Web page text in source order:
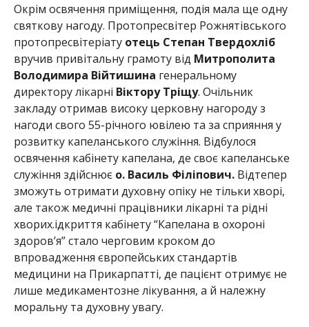
Окрім освячення приміщення, подія мала ще одну
святкову нагоду. Протопресвітер Рожнятівського
протопресвітеріату отець Степан Твердохліб
вручив привітальну грамоту від Митрополита
Володимира Війтишина генеральному
директору лікарні Віктору Тріщу. Очільник
закладу отримав високу церковну нагороду з
нагоди свого 55-річного ювілею та за сприяння у
розвитку капеланського служіння. Відбулося
освячення кабінету капелана, де своє капеланське
служіння здійснює о. Василь Філіпович.Відтепер
зможуть отримати духовну опіку не тільки хворі,
але також медичні працівники лікарні та рідні
хворих.ідкриття кабінету “Капелана в охороні
здоров’я” стало черговим кроком до
впровадження європейських стандартів
медицини на Прикарпатті, де пацієнт отримує не
лише медикаментозне лікування, а й належну
моральну та духовну увагу.